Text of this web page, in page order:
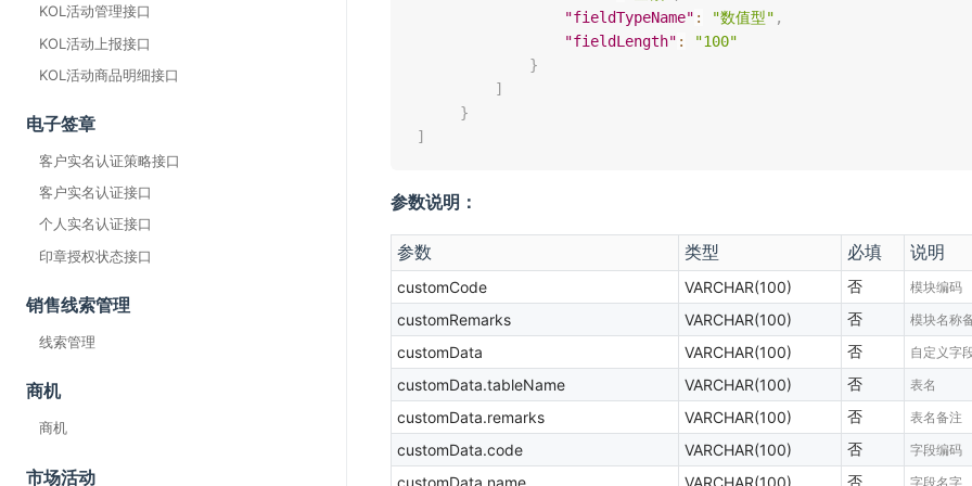
KOL活动管理接口
KOL活动上报接口
KOL活动商品明细接口
电子签章
客户实名认证策略接口
客户实名认证接口
个人实名认证接口
印章授权状态接口
销售线索管理
线索管理
商机
商机
市场活动
"fieldTypeName" : "数值型" ,
"fieldLength" :
"100"
}
]
}
]
参数说明：
参数 类型 必填 说明
customCode VARCHAR(100) 否 模块编码
customRemarks VARCHAR(100) 否 模块名称
customData VARCHAR(100) 否 自定义字
customData.tableName VARCHAR(100) 否 表名
customData.remarks VARCHAR(100) 否 表名备注
customData.code VARCHAR(100) 否 字段编码
否 字段名字